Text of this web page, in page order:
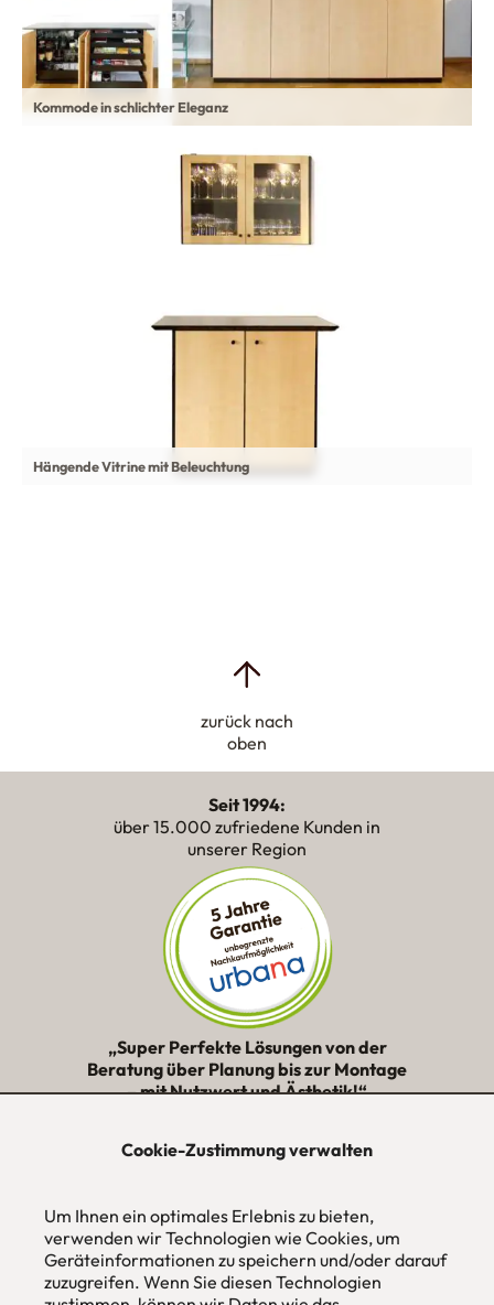
Cookie-Zustimmung verwalten
Um Ihnen ein optimales Erlebnis zu bieten,
verwenden wir Technologien wie Cookies, um
Geräteinformationen zu speichern und/oder darauf
zuzugreifen. Wenn Sie diesen Technologien
Kommode in schlichter Eleganz
Hängende Vitrine mit Beleuchtung
zurück nach
oben
Seit 1994:
über 15.000 zufriedene Kunden in
unserer Region
„Super Perfekte Lösungen von der
Beratung über Planung bis zur Montage
– mit Nutzwert und Ästhetik!“
Individuelles Wohndesign
ohne Mehrpreis nach Maß
Hans Pinsel-Str. 1
im DreierHaus